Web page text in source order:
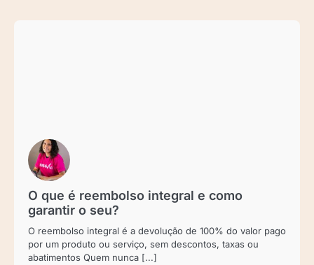
O que é reembolso integral e como
garantir o seu?
O reembolso integral é a devolução de 100% do valor pago
por um produto ou serviço, sem descontos, taxas ou
abatimentos Quem nunca [...]